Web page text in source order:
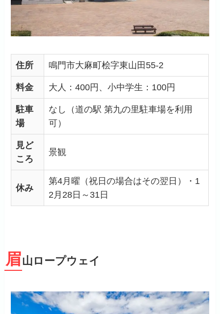
住所 鳴門市大麻町桧字東山田55-2
料金 大人：400円、小中学生：100円
駐車
場
なし（道の駅 第九の里駐車場を利用
可）
見ど
ころ
景観
休み
第4月曜（祝日の場合はその翌日）・1
2月28日～31日
眉山ロープウェイ